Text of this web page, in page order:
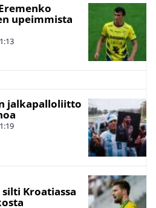
upeimmista
jalkapalloliitto
Kroatiassa